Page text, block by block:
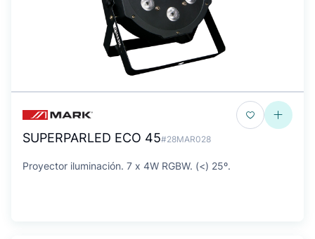
SUPERPARLED ECO 45#28MAR028
Proyector iluminación. 7 x 4W RGBW. (<) 25º.